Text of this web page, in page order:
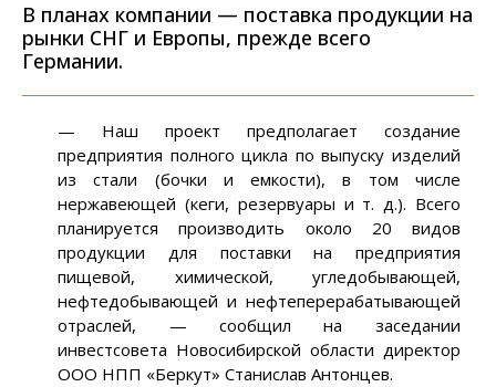
В планах компании — поставка продукции на
рынки СНГ и Европы, прежде всего
Германии.
— Наш проект предполагает создание
предприятия полного цикла по выпуску изделий
из стали (бочки и емкости), в том числе
нержавеющей (кеги, резервуары и т. д.). Всего
планируется производить около 20 видов
продукции для поставки на предприятия
пищевой, химической, угледобывающей,
нефтедобывающей и нефтеперерабатывающей
отраслей, — сообщил на заседании
инвестсовета Новосибирской области директор
ООО НПП «Беркут» Станислав Антонцев.